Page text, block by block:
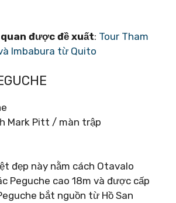
được đề xuất: Tour Tham
Imbabura từ Quito
Mark Pitt / màn trập
đẹp này nằm cách Otavalo
Peguche cao 18m và được cấp
bắt nguồn từ Hồ San